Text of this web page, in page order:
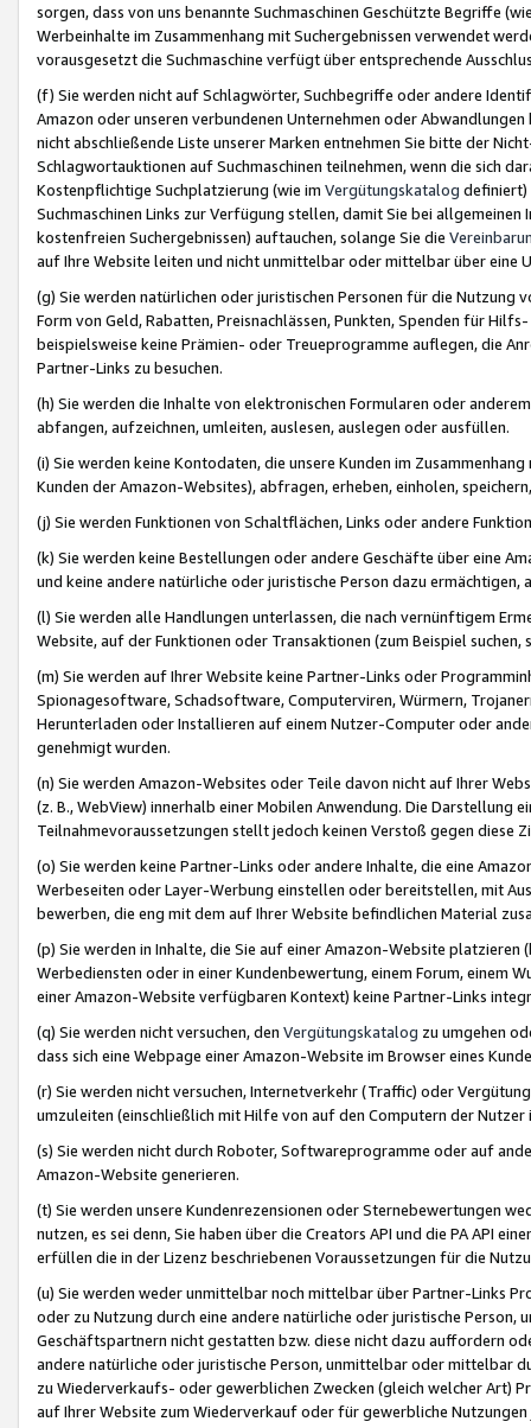
sorgen, dass von uns benannte Suchmaschinen Geschützte Begriffe
Werbeinhalte im Zusammenhang mit Suchergebnissen verwendet
vorausgesetzt die Suchmaschine verfügt über entsprechende
(f) Sie werden nicht auf Schlagwörter, Suchbegriffe oder andere
Amazon oder unseren verbundenen Unternehmen oder
nicht abschließende Liste unserer Marken entnehmen Sie bitte der
Schlagwortauktionen auf Suchmaschinen teilnehmen, wenn die sich
Kostenpflichtige Suchplatzierung (wie im Vergütungskatalog definiert)
Suchmaschinen Links zur Verfügung stellen, damit Sie bei
kostenfreien Suchergebnissen) auftauchen, solange Sie die
auf Ihre Website leiten und nicht unmittelbar oder mittelbar über eine
(g) Sie werden natürlichen oder juristischen Personen für die Nutzung
Form von Geld, Rabatten, Preisnachlässen, Punkten, Spenden für
beispielsweise keine Prämien- oder Treueprogramme auflegen, die
Partner-Links zu besuchen.
(h) Sie werden die Inhalte von elektronischen Formularen oder
abfangen, aufzeichnen, umleiten, auslesen, auslegen oder ausfüllen.
(i) Sie werden keine Kontodaten, die unsere Kunden im
Kunden der Amazon-Websites), abfragen, erheben, einholen,
(j) Sie werden Funktionen von Schaltflächen, Links oder andere
(k) Sie werden keine Bestellungen oder andere Geschäfte über eine
und keine andere natürliche oder juristische Person dazu
(l) Sie werden alle Handlungen unterlassen, die nach vernünftigem
Website, auf der Funktionen oder Transaktionen (zum Beispiel
(m) Sie werden auf Ihrer Website keine Partner-Links oder
Spionagesoftware, Schadsoftware, Computerviren, Würmern,
Herunterladen oder Installieren auf einem Nutzer-Computer oder
genehmigt wurden.
(n) Sie werden Amazon-Websites oder Teile davon nicht auf Ihrer
(z. B., WebView) innerhalb einer Mobilen Anwendung. Die Darstellung
Teilnahmevoraussetzungen stellt jedoch keinen Verstoß gegen diese
(o) Sie werden keine Partner-Links oder andere Inhalte, die eine
Werbeseiten oder Layer-Werbung einstellen oder bereitstellen, mit
bewerben, die eng mit dem auf Ihrer Website befindlichen Material
(p) Sie werden in Inhalte, die Sie auf einer Amazon-Website
Werbediensten oder in einer Kundenbewertung, einem Forum, einem
einer Amazon-Website verfügbaren Kontext) keine Partner-Links
(q) Sie werden nicht versuchen, den Vergütungskatalog zu umgehen
dass sich eine Webpage einer Amazon-Website im Browser eines
(r) Sie werden nicht versuchen, Internetverkehr (Traffic) oder
umzuleiten (einschließlich mit Hilfe von auf den Computern der
(s) Sie werden nicht durch Roboter, Softwareprogramme oder auf
Amazon-Website generieren.
(t) Sie werden unsere Kundenrezensionen oder Sternebewertungen
nutzen, es sei denn, Sie haben über die Creators API und die PA API
erfüllen die in der Lizenz beschriebenen Voraussetzungen für die
(u) Sie werden weder unmittelbar noch mittelbar über Partner-Links
oder zu Nutzung durch eine andere natürliche oder juristische
Geschäftspartnern nicht gestatten bzw. diese nicht dazu auffordern
andere natürliche oder juristische Person, unmittelbar oder mittelbar
zu Wiederverkaufs- oder gewerblichen Zwecken (gleich welcher Art)
auf Ihrer Website zum Wiederverkauf oder für gewerbliche